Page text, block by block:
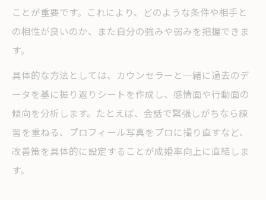
ことが重要です。これにより、どのような条件や相手と
の相性が良いのか、また自分の強みや弱みを把握できま
す。
具体的な方法としては、カウンセラーと一緒に過去のデ
ータを基に振り返りシートを作成し、感情面や行動面の
傾向を分析します。たとえば、会話で緊張しがちなら練
習を重ねる、プロフィール写真をプロに撮り直すなど、
改善策を具体的に設定することが成婚率向上に直結しま
す。